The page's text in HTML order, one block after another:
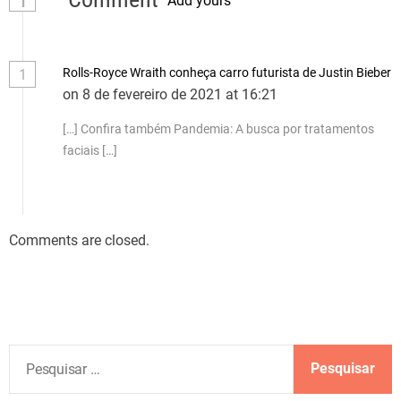
1 Rolls-Royce Wraith conheça carro futurista de Justin Bieber
on 8 de fevereiro de 2021 at 16:21
[…] Confira também Pandemia: A busca por tratamentos
faciais […]
Comments are closed.